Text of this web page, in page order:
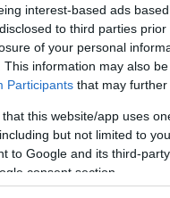
interest-based ads
to third parties
of your personal
This information may also
Participants that may further
that this website/app uses
but not limited to
to Google and its third-
consent section.
kiemelte: cél,
ne csak